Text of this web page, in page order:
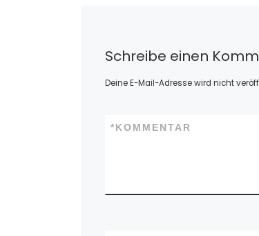
Schreibe einen
Deine E-Mail-Adresse wird nicht
KOMMENTAR
*